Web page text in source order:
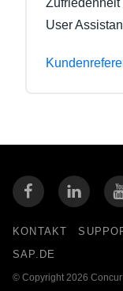
Zufriedenheit
User
KONTAKT
SAP.DE
© Copyright 2026